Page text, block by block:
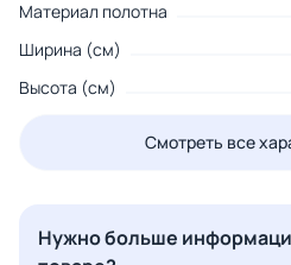
Материал полотна
Ширина (см)
Высота (см)
Смотреть все
Нужно больше